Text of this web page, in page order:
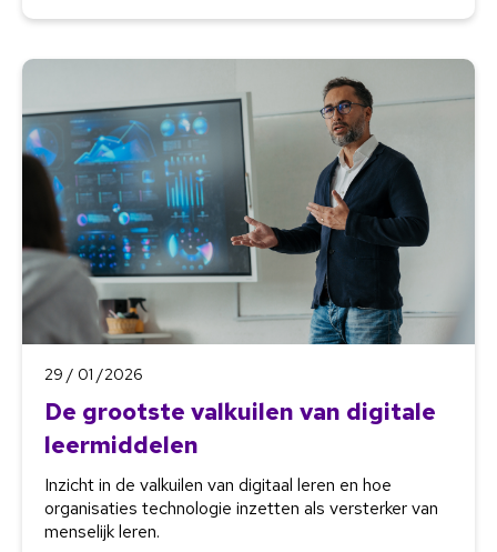
29 / 01 /2026
De grootste valkuilen van digitale
leermiddelen
Inzicht in de valkuilen van digitaal leren en hoe
organisaties technologie inzetten als versterker van
menselijk leren.